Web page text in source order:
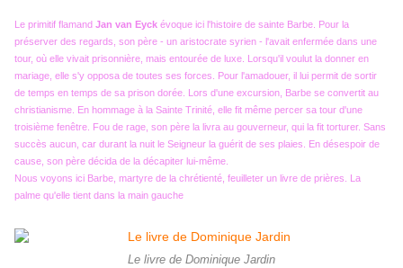
Le primitif flamand Jan van Eyck évoque ici l'histoire de sainte Barbe. Pour la
préserver des regards, son père - un aristocrate syrien - l'avait enfermée dans une
tour, où elle vivait prisonnière, mais entourée de luxe. Lorsqu'il voulut la donner en
mariage, elle s'y opposa de toutes ses forces. Pour l'amadouer, il lui permit de sortir
de temps en temps de sa prison dorée. Lors d'une excursion, Barbe se convertit au
christianisme. En hommage à la Sainte Trinité, elle fit même percer sa tour d'une
troisième fenêtre. Fou de rage, son père la livra au gouverneur, qui la fit torturer. Sans
succès aucun, car durant la nuit le Seigneur la guérit de ses plaies. En désespoir de
cause, son père décida de la décapiter lui-même.
Nous voyons ici Barbe, martyre de la chrétienté, feuilleter un livre de prières. La
palme qu'elle tient dans la main gauche
Le livre de Dominique Jardin